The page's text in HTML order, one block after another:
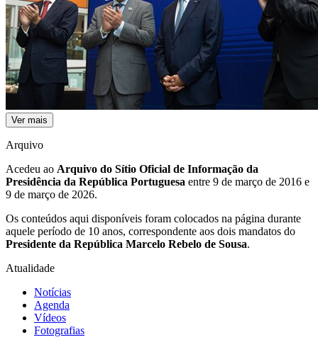
Ver mais
Arquivo
Acedeu ao Arquivo do Sítio Oficial de Informação da
Presidência da República Portuguesa entre 9 de março de 2016 e
9 de março de 2026.
Os conteúdos aqui disponíveis foram colocados na página durante
aquele período de 10 anos, correspondente aos dois mandatos do
Presidente da República Marcelo Rebelo de Sousa.
Atualidade
Notícias
Agenda
Vídeos
Fotografias